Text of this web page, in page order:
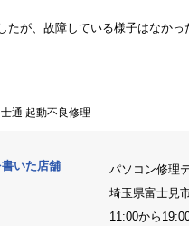
たが、故障している様子はなか
通 起動不良修理
いた店舗
パソコン修理
埼玉県富士見
11:00から